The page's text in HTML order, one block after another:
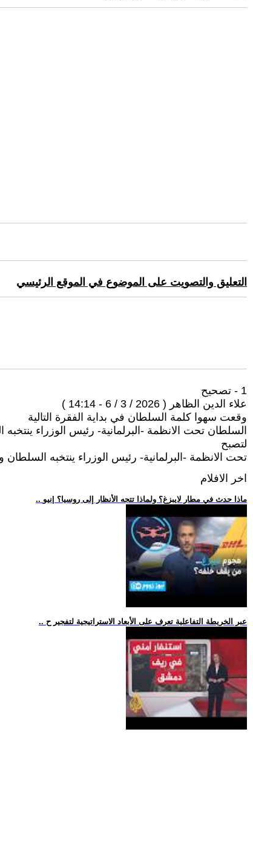
التعليق والتصويت على الموضوع في الموقع الرئيسي
1 - تصحيح
علاء الدين الظاهر ( 2026 / 3 / 6 - 14:14 )
وقعت سهوا كلمة السلطان في بداية الفقرة التالية
السلطان تحت الانظمة -البرلمانية- رئيس الوزراء
لتصبح
تحت الانظمة -البرلمانية- رئيس الوزراء ينتخبه السلطان
اخر الافلام
.. ماذا حدث في مطار لايبزغ؟ ولماذا تتجه الأنظار إلى روسيا؟ |نيو
.. عبر الخريطة التفاعلية تعرف على الأبعاد الاستراتيجية لتفجير ح